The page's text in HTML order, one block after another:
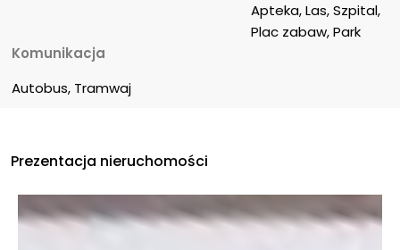
Apteka, Las, Szpital,
Plac zabaw, Park
Komunikacja
Autobus, Tramwaj
Prezentacja nieruchomości